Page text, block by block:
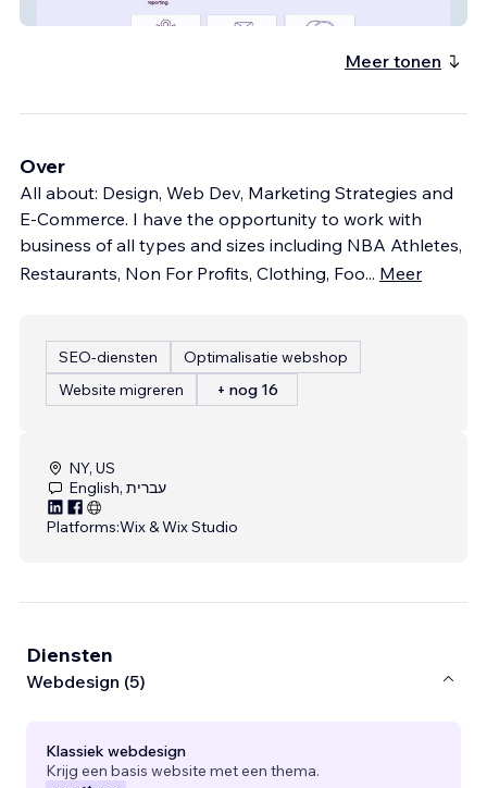
Meer tonen
Over
All about: Design, Web Dev, Marketing Strategies and
E-Commerce. I have the opportunity to work with
business of all types and sizes including NBA Athletes,
Restaurants, Non For Profits, Clothing, Foo... Meer
SEO-diensten
Optimalisatie webshop
Website migreren
+ nog 16
NY, US
English, עברית
Platforms:Wix & Wix Studio
Diensten
Webdesign (5)
Klassiek webdesign
Krijg een basis website met een thema.